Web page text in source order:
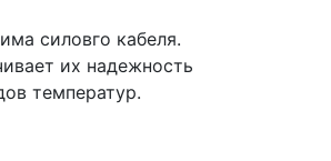
силовго кабеля.
их надежность
температур.